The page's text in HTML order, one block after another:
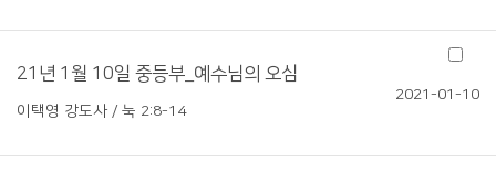
21년 1월 10일 중등부_예수님의 오심
이택영 강도사 / 눅 2:8-14
2021-01-10